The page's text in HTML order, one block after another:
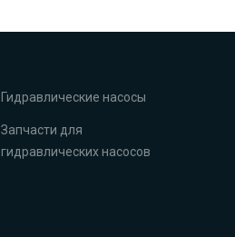
Гидравлические насосы
Запчасти для
гидравлических насосов